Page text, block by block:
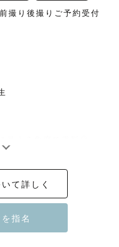
撮り後撮りご予約受付
ントラストをしっかり
て詳しく